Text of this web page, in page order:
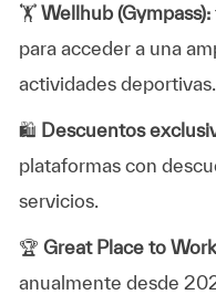
🏋️ Wellhub (Gympass):
para acceder a una
actividades deportivas.
🛍️ Descuentos
plataformas con
servicios.
🏆 Great Place to
anualmente desde